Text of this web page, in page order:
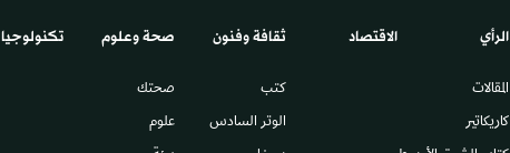
الرأي
المقالات
كاريكاتير
الاقتصاد ثقافة وفنون
كتب
الوتر السادس​
صحة وعلوم
صحتك
علوم
تكنولوجيا